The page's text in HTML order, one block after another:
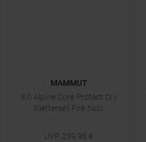
MAMMUT
8.0 Alpine Core Protect Dry
Kletterseil Fire-halo
UVP 239,95 €